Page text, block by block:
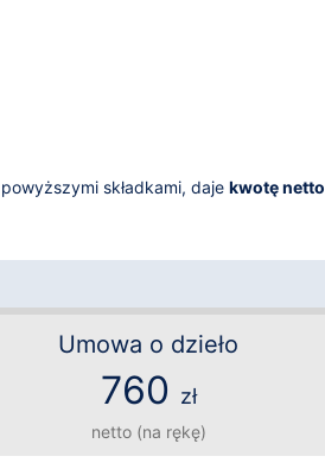
składkami, daje kwotę netto
Umowa o dzieło
760 zł
netto (na rękę)